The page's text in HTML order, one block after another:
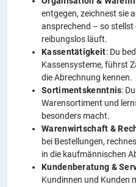
entgegen, zeichnest sie
ansprechend – so stellst
reibungslos läuft.
Kassentätigkeit: Du
Kassensysteme, führst
die Abrechnung kennen.
Sortimentskenntnis:
Warensortiment und
besonders macht.
Warenwirtschaft &
bei Bestellungen,
in die kaufmännischen
Kundenberatung &
Kundinnen und Kunden